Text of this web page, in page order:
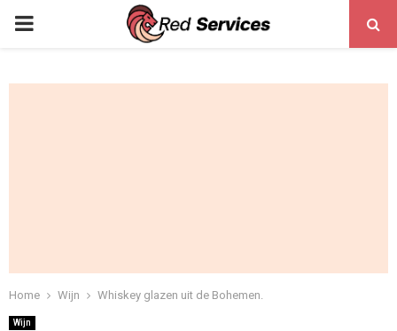
PRIMARY
Home Wijn Whiskey glazen uit de Bohemen.
Wijn